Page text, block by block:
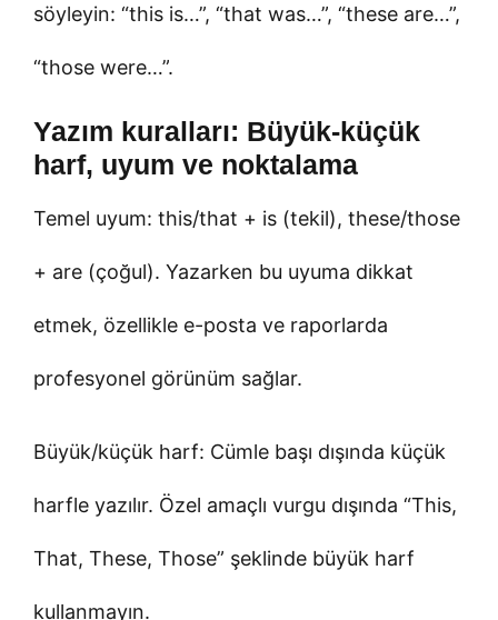
söyleyin: “this is…”, “that was…”, “these are…”,
“those were…”.
Yazım kuralları: Büyük-küçük
harf, uyum ve noktalama
Temel uyum: this/that + is (tekil), these/those
+ are (çoğul). Yazarken bu uyuma dikkat
etmek, özellikle e-posta ve raporlarda
profesyonel görünüm sağlar.
Büyük/küçük harf: Cümle başı dışında küçük
harfle yazılır. Özel amaçlı vurgu dışında “This,
That, These, Those” şeklinde büyük harf
kullanmayın.